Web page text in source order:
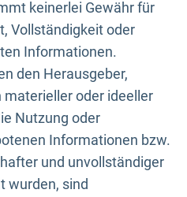
keinerlei Gewähr für
Vollständigkeit oder
Informationen.
den Herausgeber,
oder ideeller
Nutzung oder
Informationen bzw.
und unvollständiger
wurden, sind